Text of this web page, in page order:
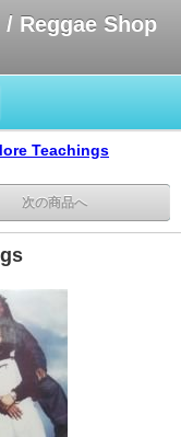
/ Reggae Shop
Teachings
次の商品へ